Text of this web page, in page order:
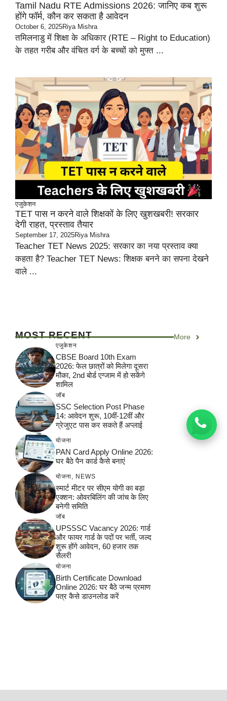
Tamil Nadu RTE Admissions 2026: जानिए कब शुरू
होंगे फॉर्म, कौन कर सकता है आवेदन
October 6, 2025Riya Mishra
तमिलनाडु में शिक्षा के अधिकार (RTE – Right to Education)
के तहत गरीब और वंचित वर्ग के बच्चों को मुफ्त ...
एजुकेशन
TET पास न करने वाले शिक्षकों के लिए खुशखबरी! सरकार
देगी राहत, प्रस्ताव तैयार
September 17, 2025Riya Mishra
Teacher TET News 2025: सरकार का नया प्रस्ताव क्या
कहता है? Teacher TET News: शिक्षक बनने का सपना देखने
वाले ...
MOST RECENT More
एजुकेशन
CBSE Board 10th Exam
2026: फेल छात्रों को मिलेगा दूसरा
मौका, 2nd बोर्ड एग्जाम में हो सकेंगे
शामिल
जॉब
SSC Selection Post Phase
14: आवेदन शुरू, 10वीं-12वीं और
ग्रेजुएट पास कर सकते हैं अप्लाई
योजना
PAN Card Apply Online 2026:
घर बैठे पैन कार्ड कैसे बनाएं
योजना NEWS
स्मार्ट मीटर पर सीएम योगी का बड़ा
एक्शन: ओवरबिलिंग की जांच के लिए
बनेगी समिति
जॉब
UPSSSC Vacancy 2026: गार्ड
और फायर गार्ड के पदों पर भर्ती, जल्द
शुरू होंगे आवेदन, 60 हजार तक
सैलरी
योजना
Birth Certificate Download
Online 2026: घर बैठे जन्म प्रमाण
पत्र कैसे डाउनलोड करें